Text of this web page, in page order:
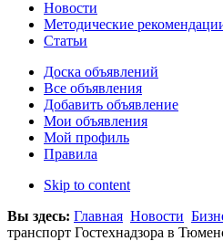
Новости
Методические
Статьи
Доска объявлений
Все объявления
Добавить объявление
Мои объявления
Мой профиль
Правила
Skip to content
Вы здесь: Главная Новости
транспорт Гостехнадзора в